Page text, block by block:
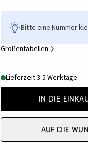
Bitte eine Nummer
Größentabellen
Lieferzeit 3-5 Werktage
In die
Auf die